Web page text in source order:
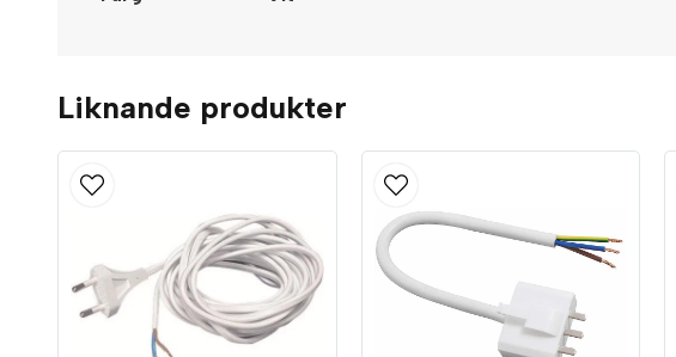
Liknande produkter